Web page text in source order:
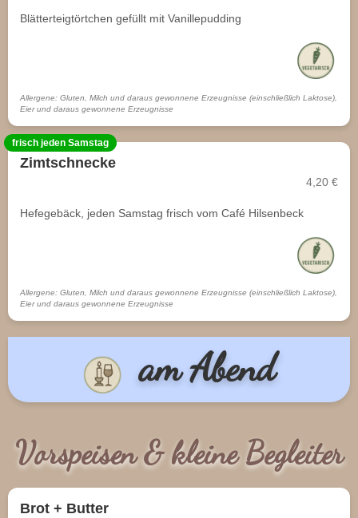
Blätterteigtörtchen gefüllt mit Vanillepudding
Allergene: Gluten, Milch und daraus gewonnene Erzeugnisse (einschließlich Laktose),
Eier und daraus gewonnene Erzeugnisse
frisch jeden Samstag
Zimtschnecke
4,20 €
Hefegebäck, jeden Samstag frisch vom Café Hilsenbeck
Allergene: Gluten, Milch und daraus gewonnene Erzeugnisse (einschließlich Laktose),
Eier und daraus gewonnene Erzeugnisse
am Abend
Vorspeisen & kleine Begleiter
Brot + Butter